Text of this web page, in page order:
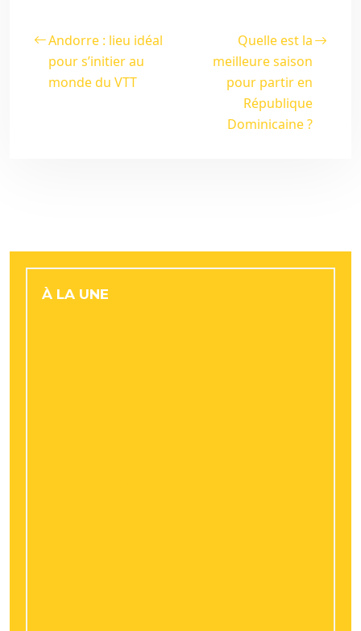
Andorre : lieu idéal
pour s’initier au
monde du VTT
Quelle est la
meilleure saison
pour partir en
République
Dominicaine ?
À LA UNE